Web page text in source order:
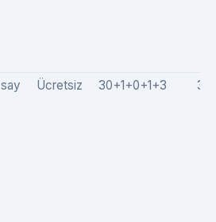
say Ücretsiz 30+1+0+1+3